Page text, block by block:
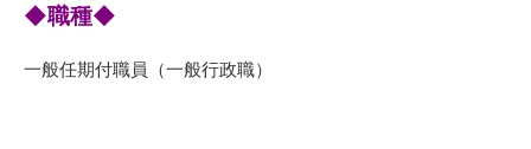
◆職種◆
一般任期付職員（一般行政職）